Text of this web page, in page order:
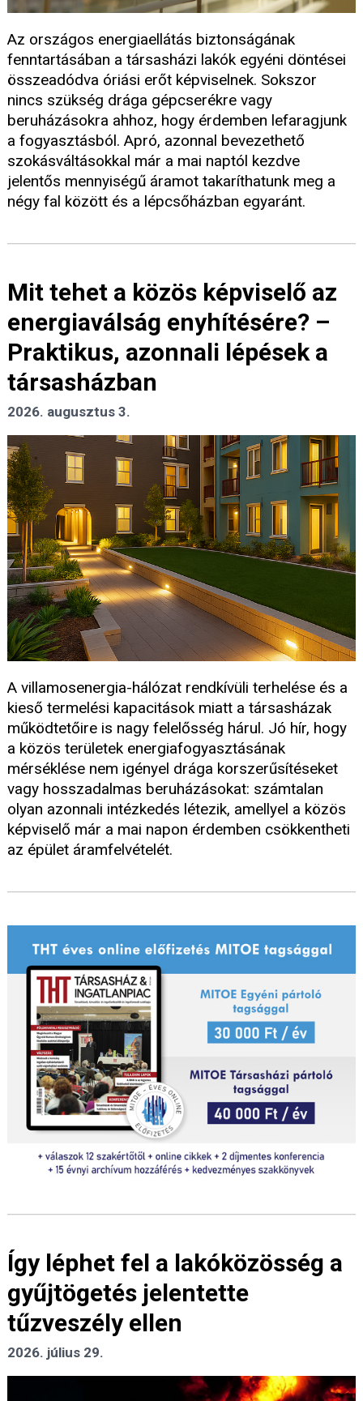
Az országos energiaellátás biztonságának
fenntartásában a társasházi lakók egyéni döntései
összeadódva óriási erőt képviselnek. Sokszor
nincs szükség drága gépcserékre vagy
beruházásokra ahhoz, hogy érdemben lefaragjunk
a fogyasztásból. Apró, azonnal bevezethető
szokásváltásokkal már a mai naptól kezdve
jelentős mennyiségű áramot takaríthatunk meg a
négy fal között és a lépcsőházban egyaránt.
Mit tehet a közös képviselő az
energiaválság enyhítésére? –
Praktikus, azonnali lépések a
társasházban
2026. augusztus 3.
A villamosenergia-hálózat rendkívüli terhelése és a
kieső termelési kapacitások miatt a társasházak
működtetőire is nagy felelősség hárul. Jó hír, hogy
a közös területek energiafogyasztásának
mérséklése nem igényel drága korszerűsítéseket
vagy hosszadalmas beruházásokat: számtalan
olyan azonnali intézkedés létezik, amellyel a közös
képviselő már a mai napon érdemben csökkentheti
az épület áramfelvételét.
Így léphet fel a lakóközösség a
gyűjtögetés jelentette
tűzveszély ellen
2026. július 29.